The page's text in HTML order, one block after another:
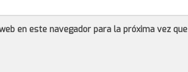
en este navegador para la próxima vez que